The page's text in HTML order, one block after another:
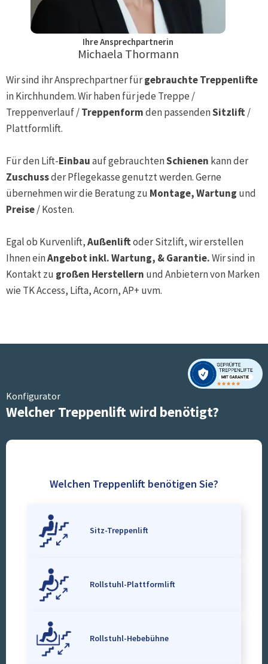
Ihre Ansprechpartnerin
Michaela Thormann
Wir sind ihr Ansprechpartner fürgebrauchte Treppenlifte
inKirchhundem. Wir haben für jede Treppe /
Treppenverlauf /Treppenformden passendenSitzlift/
Plattformlift.
Für den Lift-Einbauauf gebrauchtenSchienen kann der
Zuschussder Pflegekasse genutzt werden. Gerne
übernehmen wir die Beratung zu Montage, Wartung und
Preise/ Kosten.
Egal ob Kurvenlift,Außenliftoder Sitzlift, wir erstellen
Ihnen einAngebot inkl. Wartung, & Garantie.Wir sind in
Kontakt zu großen Herstellern und Anbietern von Marken
wie TK Access, Lifta, Acorn, AP+ uvm.
Konfigurator
Welcher Treppenlift wird benötigt?
Welchen Treppenlift benötigen Sie?
Sitz-Treppenlift
Rollstuhl-Plattformlift
Rollstuhl-Hebebühne